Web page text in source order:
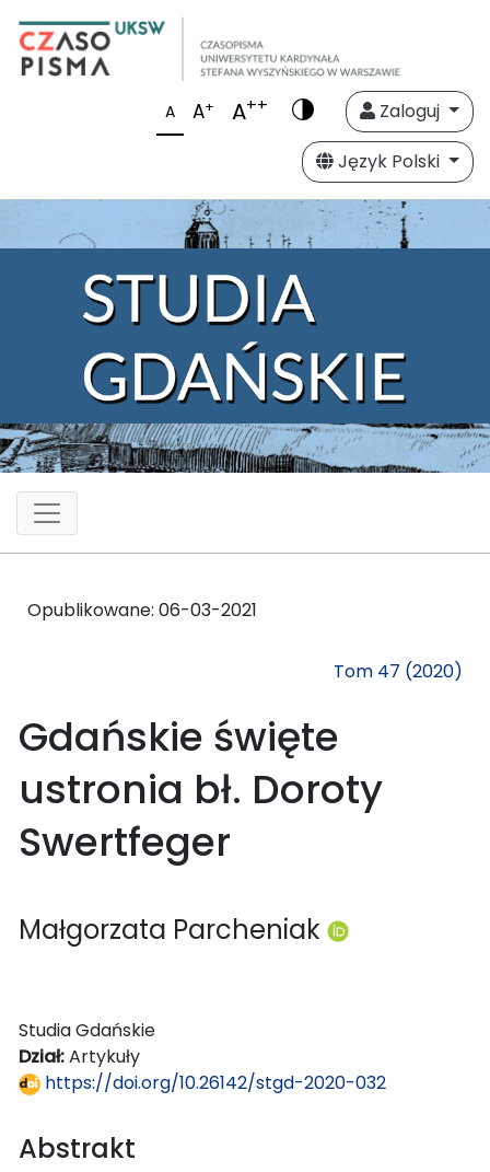
A A+ A++
Zaloguj
Język Polski
Opublikowane: 06-03-2021
Tom 47 (2020)
Gdańskie święte
ustronia bł. Doroty
Swertfeger
Małgorzata Parcheniak
Studia Gdańskie
Dział:Artykuły
https://doi.org/10.26142/stgd-2020-032
Abstrakt